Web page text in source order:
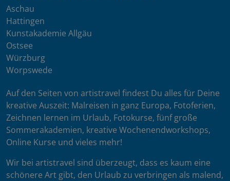
Aschau
Hattingen
Kunstakademie Allgäu
Ostsee
Würzburg
Worpswede
Auf den Seiten von artistravel findest Du alles für Deine
kreative Auszeit: Malreisen in ganz Europa, Fotoferien,
Zeichnen lernen im Urlaub, Fotokurse, fünf große
Sommerakademien, kreative Wochenendworkshops,
Online Kurse und vieles mehr!
Wir bei artistravel sind überzeugt, dass es kaum eine
schönere Art gibt, den Urlaub zu verbringen als malend,